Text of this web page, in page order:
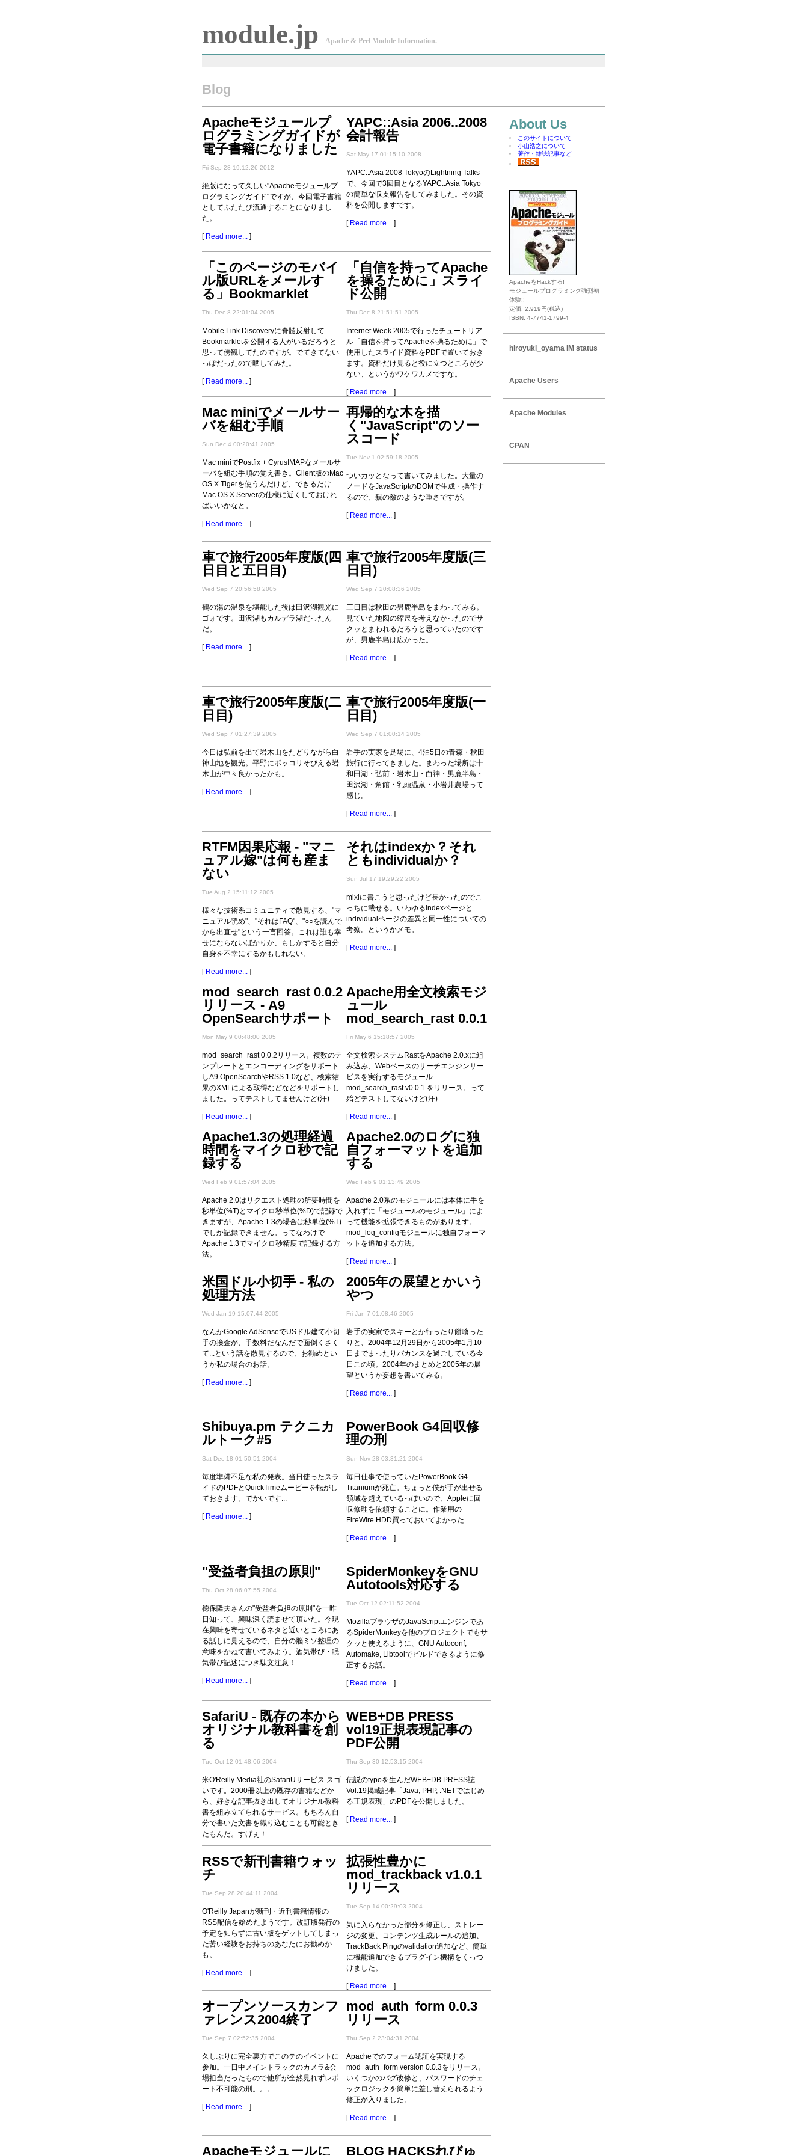
module.jp Apache & Perl Module Information.
Blog
Apacheモジュールプ
ログラミングガイドが
電子書籍になりました
Fri Sep 28 19:12:26 2012
絶版になって久しい"Apacheモジュールプ
ログラミングガイド"ですが、今回電子書籍
としてふたたび流通することになりまし
た。
[ Read more... ]
YAPC::Asia 2006..2008
会計報告
Sat May 17 01:15:10 2008
YAPC::Asia 2008 TokyoのLightning Talks
で、今回で3回目となるYAPC::Asia Tokyo
の簡単な収支報告をしてみました。その資
料を公開しますです。
[ Read more... ]
「このページのモバイ
ル版URLをメールす
る」Bookmarklet
Thu Dec 8 22:01:04 2005
Mobile Link Discoveryに脊髄反射して
Bookmarkletを公開する人がいるだろうと
思って傍観してたのですが。でてきてない
っぽだったので晒してみた。
[ Read more... ]
「自信を持ってApache
を操るために」スライ
ド公開
Thu Dec 8 21:51:51 2005
Internet Week 2005で行ったチュートリア
ル「自信を持ってApacheを操るために」で
使用したスライド資料をPDFで置いておき
ます。資料だけ見ると役に立つところが少
ない、というかワケワカメですな。
[ Read more... ]
Mac miniでメールサー
バを組む手順
Sun Dec 4 00:20:41 2005
Mac miniでPostfix + CyrusIMAPなメールサ
ーバを組む手順の覚え書き。Client版のMac
OS X Tigerを使うんだけど、できるだけ
Mac OS X Serverの仕様に近くしておけれ
ばいいかなと。
[ Read more... ]
再帰的な木を描
く"JavaScript"のソー
スコード
Tue Nov 1 02:59:18 2005
ついカッとなって書いてみました。大量の
ノードをJavaScriptのDOMで生成・操作す
るので、親の敵のような重さですが。
[ Read more... ]
車で旅行2005年度版(四
日目と五日目)
Wed Sep 7 20:56:58 2005
鶴の湯の温泉を堪能した後は田沢湖観光に
ゴォです。田沢湖もカルデラ湖だったん
だ。
[ Read more... ]
車で旅行2005年度版(三
日目)
Wed Sep 7 20:08:36 2005
三日目は秋田の男鹿半島をまわってみる。
見ていた地図の縮尺を考えなかったのでサ
クッとまわれるだろうと思っていたのです
が、男鹿半島は広かった。
[ Read more... ]
車で旅行2005年度版(二
日目)
Wed Sep 7 01:27:39 2005
今日は弘前を出て岩木山をたどりながら白
神山地を観光。平野にポッコリそびえる岩
木山が中々良かったかも。
[ Read more... ]
車で旅行2005年度版(一
日目)
Wed Sep 7 01:00:14 2005
岩手の実家を足場に、4泊5日の青森・秋田
旅行に行ってきました。まわった場所は十
和田湖・弘前・岩木山・白神・男鹿半島・
田沢湖・角館・乳頭温泉・小岩井農場って
感じ。
[ Read more... ]
RTFM因果応報 - "マニ
ュアル嫁"は何も産ま
ない
Tue Aug 2 15:11:12 2005
様々な技術系コミュニティで散見する、"マ
ニュアル読め"、"それはFAQ"、"○○を読んで
から出直せ"という一言回答。これは誰も幸
せにならないばかりか、もしかすると自分
自身を不幸にするかもしれない。
[ Read more... ]
それはindexか？それ
ともindividualか？
Sun Jul 17 19:29:22 2005
mixiに書こうと思ったけど長かったのでこ
っちに載せる。いわゆるindexページと
individualページの差異と同一性についての
考察。というかメモ。
[ Read more... ]
mod_search_rast 0.0.2
リリース - A9
OpenSearchサポート
Mon May 9 00:48:00 2005
mod_search_rast 0.0.2リリース。複数のテ
ンプレートとエンコーディングをサポート
しA9 OpenSearchやRSS 1.0など、検索結
果のXMLによる取得などなどをサポートし
ました。ってテストしてませんけど(汗)
[ Read more... ]
Apache用全文検索モジ
ュール
mod_search_rast 0.0.1
Fri May 6 15:18:57 2005
全文検索システムRastをApache 2.0.xに組
み込み、Webベースのサーチエンジンサー
ビスを実行するモジュール
mod_search_rast v0.0.1 をリリース。って
殆どテストしてないけど(汗)
[ Read more... ]
Apache1.3の処理経過
時間をマイクロ秒で記
録する
Wed Feb 9 01:57:04 2005
Apache 2.0はリクエスト処理の所要時間を
秒単位(%T)とマイクロ秒単位(%D)で記録で
きますが、Apache 1.3の場合は秒単位(%T)
でしか記録できません。ってなわけで
Apache 1.3でマイクロ秒精度で記録する方
法。
Apache2.0のログに独
自フォーマットを追加
する
Wed Feb 9 01:13:49 2005
Apache 2.0系のモジュールには本体に手を
入れずに「モジュールのモジュール」によ
って機能を拡張できるものがあります。
mod_log_configモジュールに独自フォーマ
ットを追加する方法。
[ Read more... ]
米国ドル小切手 - 私の
処理方法
Wed Jan 19 15:07:44 2005
なんかGoogle AdSenseでUSドル建て小切
手の換金が、手数料だなんだで面倒くさく
て...という話を散見するので、お勧めとい
うか私の場合のお話。
[ Read more... ]
2005年の展望とかいう
やつ
Fri Jan 7 01:08:46 2005
岩手の実家でスキーとか行ったり餅喰った
りと、2004年12月29日から2005年1月10
日までまったりバカンスを過ごしている今
日この頃。2004年のまとめと2005年の展
望というか妄想を書いてみる。
[ Read more... ]
Shibuya.pm テクニカ
ルトーク#5
Sat Dec 18 01:50:51 2004
毎度準備不足な私の発表。当日使ったスラ
イドのPDFとQuickTimeムービーを転がし
ておきます。でかいです...
[ Read more... ]
PowerBook G4回収修
理の刑
Sun Nov 28 03:31:21 2004
毎日仕事で使っていたPowerBook G4
Titaniumが死亡。ちょっと僕が手が出せる
領域を超えているっぽいので、Appleに回
収修理を依頼することに。作業用の
FireWire HDD買っておいてよかった...
[ Read more... ]
"受益者負担の原則"
Thu Oct 28 06:07:55 2004
徳保隆夫さんの"受益者負担の原則"を一昨
日知って、興味深く読ませて頂いた。今現
在興味を寄せているネタと近いところにあ
る話しに見えるので、自分の脳ミソ整理の
意味をかねて書いてみよう。酒気帯び・眠
気帯び記述につき駄文注意！
[ Read more... ]
SpiderMonkeyをGNU
Autotools対応する
Tue Oct 12 02:11:52 2004
MozillaブラウザのJavaScriptエンジンであ
るSpiderMonkeyを他のプロジェクトでもサ
クッと使えるように、GNU Autoconf,
Automake, Libtoolでビルドできるように修
正するお話。
[ Read more... ]
SafariU - 既存の本から
オリジナル教科書を創
る
Tue Oct 12 01:48:06 2004
米O'Reilly Media社のSafariUサービス スゴ
いです。2000冊以上の既存の書籍などか
ら、好きな記事抜き出してオリジナル教科
書を組み立てられるサービス。もちろん自
分で書いた文書を織り込むことも可能とき
たもんだ。すげぇ！
Read more...
WEB+DB PRESS
vol19正規表現記事の
PDF公開
Thu Sep 30 12:53:15 2004
伝説のtypoを生んだWEB+DB PRESS誌
Vol.19掲載記事「Java, PHP, .NETではじめ
る正規表現」のPDFを公開しました。
[ Read more... ]
RSSで新刊書籍ウォッ
チ
Tue Sep 28 20:44:11 2004
O'Reilly Japanが新刊・近刊書籍情報の
RSS配信を始めたようです。改訂版発行の
予定を知らずに古い版をゲットしてしまっ
た苦い経験をお持ちのあなたにお勧めか
も。
[ Read more... ]
拡張性豊かに
mod_trackback v1.0.1
リリース
Tue Sep 14 00:29:03 2004
気に入らなかった部分を修正し、ストレー
ジの変更、コンテンツ生成ルールの追加、
TrackBack Pingのvalidation追加など、簡単
に機能追加できるプラグイン機構をくっつ
けました。
[ Read more... ]
オープンソースカンフ
ァレンス2004終了
Tue Sep 7 02:52:35 2004
久しぶりに完全裏方でこのテのイベントに
参加。一日中メイントラックのカメラ&会
場担当だったもので他所が全然見れずレポ
ート不可能の刑。。。
[ Read more... ]
mod_auth_form 0.0.3
リリース
Thu Sep 2 23:04:31 2004
Apacheでのフォーム認証を実現する
mod_auth_form version 0.0.3をリリース。
いくつかのバグ改修と、パスワードのチェ
ックロジックを簡単に差し替えられるよう
修正が入りました。
[ Read more... ]
Apacheモジュールに BLOG HACKSれびゅ
About Us
このサイトについて
小山浩之について
著作・雑誌記事など
ApacheをHackする!
モジュールプログラミング強烈初
体験!!
定価: 2,919円(税込)
ISBN: 4-7741-1799-4
hiroyuki_oyama IM status
Apache Users
Apache Modules
CPAN